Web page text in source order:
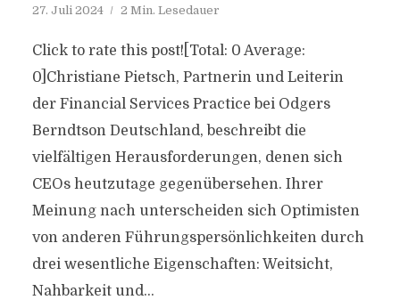
27. Juli 2024 2 Min. Lesedauer
Click to rate this post![Total: 0 Average:
0]Christiane Pietsch, Partnerin und Leiterin
der Financial Services Practice bei Odgers
Berndtson Deutschland, beschreibt die
vielfältigen Herausforderungen, denen sich
CEOs heutzutage gegenübersehen. Ihrer
Meinung nach unterscheiden sich Optimisten
von anderen Führungspersönlichkeiten durch
drei wesentliche Eigenschaften: Weitsicht,
Nahbarkeit und...